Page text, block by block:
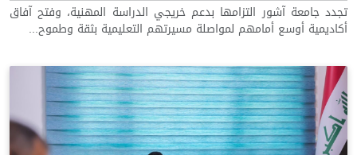
تجدد جامعة آشور التزامها بدعم خريجي الدراسة المهنية، وفتح آفاق
أكاديمية أوسع أمامهم لمواصلة مسيرتهم التعليمية بثقة وطموح...